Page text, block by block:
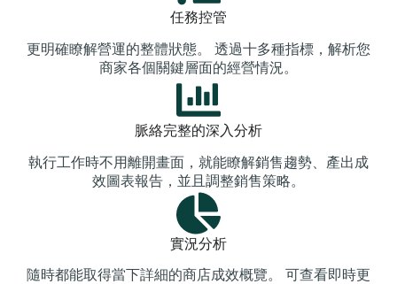
任務控管
更明確瞭解營運的整體狀態。 透過十多種指標，解析您
商家各個關鍵層面的經營情況。
脈絡完整的深入分析
執行工作時不用離開畫面，就能瞭解銷售趨勢、產出成
效圖表報告，並且調整銷售策略。
實況分析
隨時都能取得當下詳細的商店成效概覽。 可查看即時更